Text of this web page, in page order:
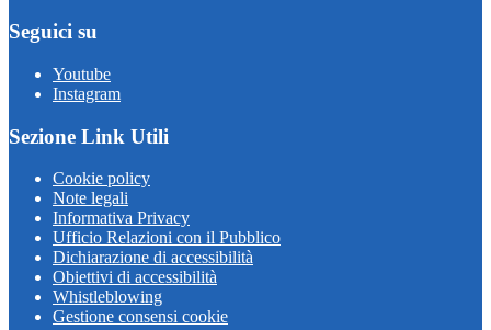
Seguici su
Youtube
Instagram
Sezione Link Utili
Cookie policy
Note legali
Informativa Privacy
Ufficio Relazioni con il Pubblico
Dichiarazione di accessibilità
Obiettivi di accessibilità
Whistleblowing
Gestione consensi cookie